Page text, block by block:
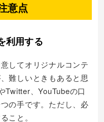
意点
利用する
してオリジナルコンテ
難しいときもあると思
Twitter、YouTubeの口
の手です。ただし、必
こと。